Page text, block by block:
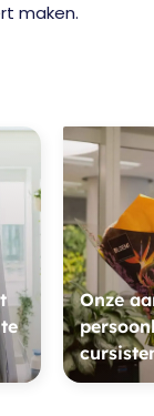
maken.
Onze